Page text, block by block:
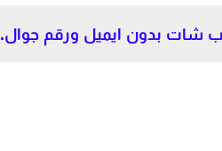
شات بدون ايميل ورقم جوال.